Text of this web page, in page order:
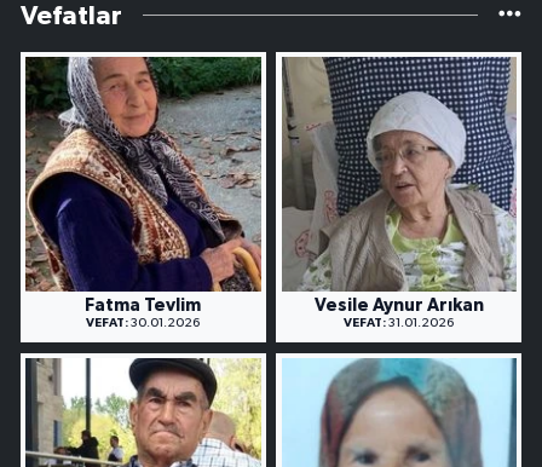
Vefatlar
Fatma Tevlim
VEFAT: 30.01.2026
Vesile Aynur Arıkan
VEFAT: 31.01.2026